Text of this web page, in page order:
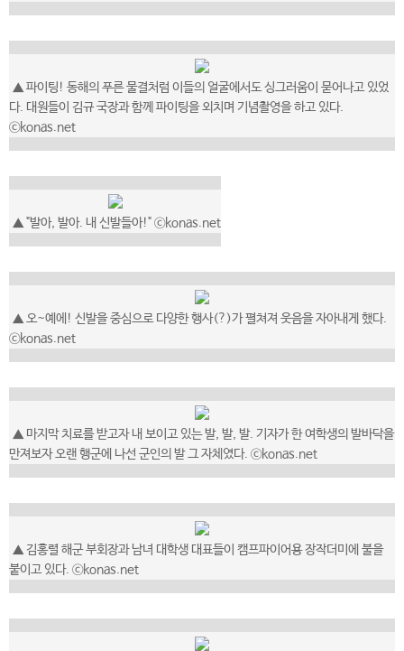
▲ 파이팅! 동해의 푸른 물결처럼 이들의 얼굴에서도 싱그러움이 묻어나고 있었
다. 대원들이 김규 국장과 함께 파이팅을 외치며 기념촬영을 하고 있다.
ⓒkonas.net
▲ "발아, 발아. 내 신발들아!" ⓒkonas.net
▲ 오~예에! 신발을 중심으로 다양한 행사(?)가 펼쳐져 웃음을 자아내게 했다.
ⓒkonas.net
▲ 마지막 치료를 받고자 내 보이고 있는 발, 발, 발. 기자가 한 여학생의 발바닥을
만져보자 오랜 행군에 나선 군인의 발 그 자체였다. ⓒkonas.net
▲ 김홍렬 해군 부회장과 남녀 대학생 대표들이 캠프파이어용 장작더미에 불을
붙이고 있다. ⓒkonas.net